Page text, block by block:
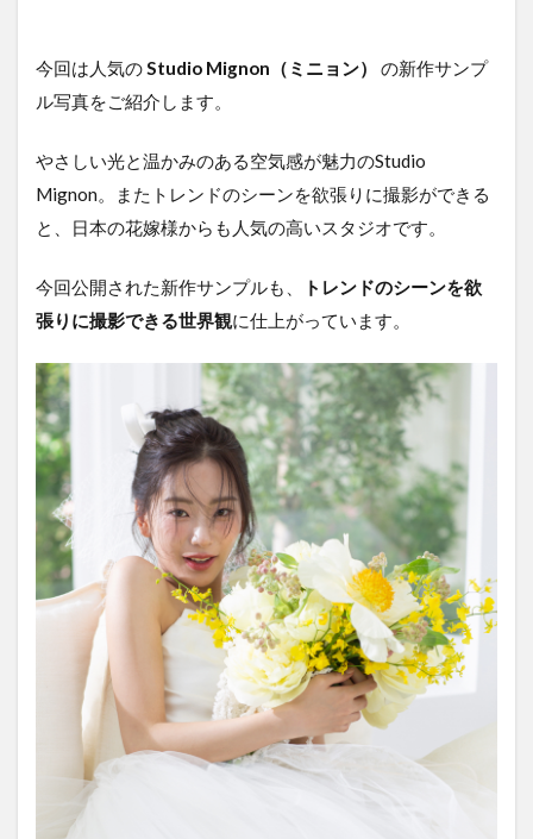
今回は人気のStudio Mignon（ミニョン）
の新作サンプ
ル写真をご紹介します。
やさしい光と温かみのある空気感が魅力のStudio
Mignon。またトレンドのシーンを欲張りに撮影ができる
と、日本の花嫁様からも人気の高いスタジオです。
今回公開された新作サンプルも、
トレンドのシーンを欲
張りに撮影できる世界観に仕上がっています。